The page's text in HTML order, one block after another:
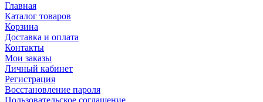
Главная
Каталог товаров
Корзина
Доставка и оплата
Контакты
Мои заказы
Личный кабинет
Регистрация
Восстановление пароля